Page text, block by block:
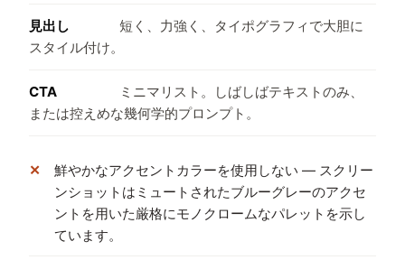
見出し
短く、力強く、タイポグラフィで大胆に
スタイル付け。
CTA
ミニマリスト。しばしばテキストのみ、
または控えめな幾何学的プロンプト。
鮮やかなアクセントカラーを使用しない — スクリー
ンショットはミュートされたブルーグレーのアクセ
ントを用いた厳格にモノクロームなパレットを示し
ています。